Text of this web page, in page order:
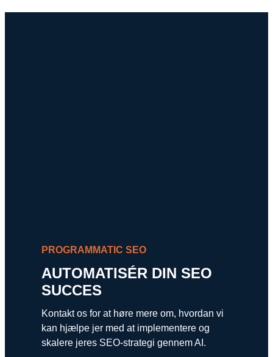
PROGRAMMATIC SEO
AUTOMATISÉR DIN SEO
SUCCES
Kontakt os for at høre mere om, hvordan vi
kan hjælpe jer med at implementere og
skalere jeres SEO-strategi gennem AI.